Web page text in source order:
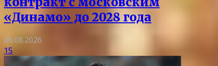
«Динамо» до 2028 года
06.08.2026
15